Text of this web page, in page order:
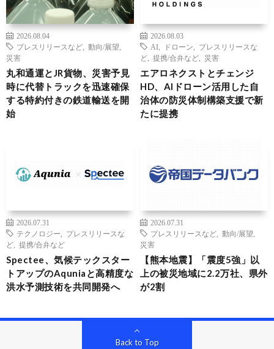
2026.08.04
プレスリリースなど
動向/展望
災害
丸和通運とJR貨物、災害予見
時に代替トラックを迅速確保
する特約付きの鉄道輸送を開
始
2026.08.03
AI
ドローン
プレスリリースな
ど
提携/合弁など 災害
エアロネクストとチェンジ
HD、AIドローン活用した自
治体の防災体制構築支援で新
たに提携
2026.07.31
テクノロジー
プレスリリースな
ど
提携/合弁など
Spectee、気候テックスター
トアップのAquniaと高精度な
洪水予測技術を共同開発へ
2026.07.31
プレスリリースなど
動向/展望
災害
【熊本地震】「震度5強」以
上の被災地域に2.2万社、県外
が2割
Back to Top